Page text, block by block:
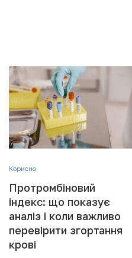
Корисно
Протромбіновий
індекс: що показує
аналіз і коли важливо
перевірити згортання
крові